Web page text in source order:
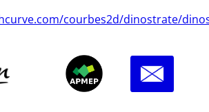
courbes2d/dinostrate/